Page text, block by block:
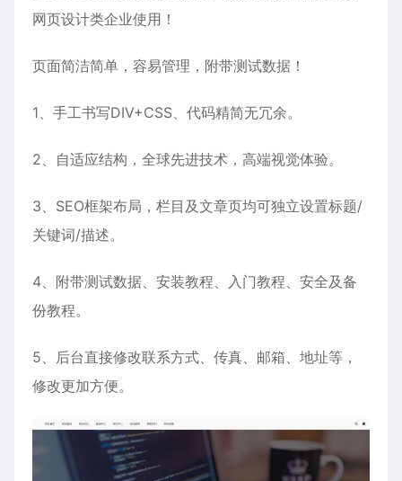
网页设计类企业使用！
页面简洁简单，容易管理，附带测试数据！
1、手工书写DIV+CSS、代码精简无冗余。
2、自适应结构，全球先进技术，高端视觉体验。
3、SEO框架布局，栏目及文章页均可独立设置标题/
关键词/描述。
4、附带测试数据、安装教程、入门教程、安全及备
份教程。
5、后台直接修改联系方式、传真、邮箱、地址等，
修改更加方便。